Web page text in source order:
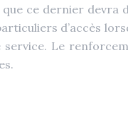
ce dernier devra
d’accès
Le